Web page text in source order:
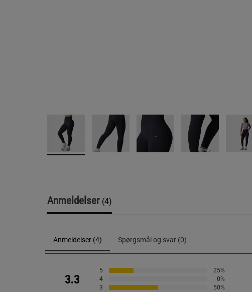
Anmeldelser (4)
Anmeldelser (4) Spørgsmål og svar (0)
3.3
5
25%
4
0%
3
50%